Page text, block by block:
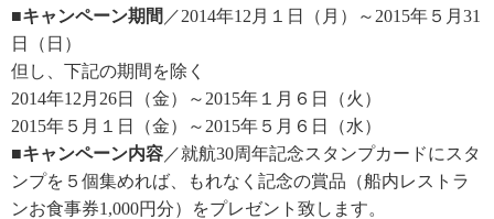
■キャンペーン期間 ／2014年12月１日（月）～2015年５月31
日（日）
但し、下記の期間を除く
2014年12月26日（金）～2015年１月６日（火）
2015年５月１日（金）～2015年５月６日（水）
■キャンペーン内容 ／就航30周年記念スタンプカードにスタ
ンプを５個集めれば、もれなく記念の賞品（船内レストラ
ンお食事券1,000円分）をプレゼント致します。